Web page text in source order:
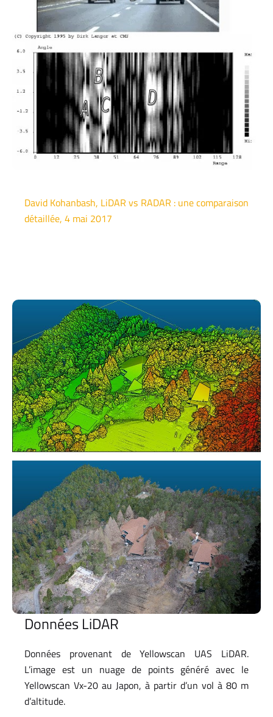
David Kohanbash, LiDAR vs RADAR : une comparaison
détaillée, 4 mai 2017
Données LiDAR
Données provenant de Yellowscan UAS LiDAR.
L’image est un nuage de points généré avec le
Yellowscan Vx-20 au Japon, à partir d’un vol à 80 m
d’altitude.